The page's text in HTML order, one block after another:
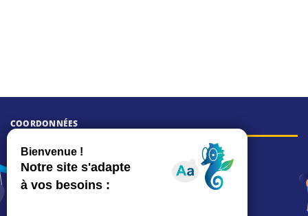
COORDONNÉES
Hôtel de ville
15, rue Charles-Duflos
01 41 19 83 00